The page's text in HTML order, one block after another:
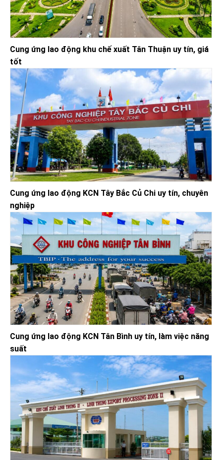
Cung ứng lao động khu chế xuất Tân Thuận uy tín, giá
tốt
Cung ứng lao động KCN Tây Bắc Củ Chi uy tín, chuyên
nghiệp
Cung ứng lao động KCN Tân Bình uy tín, làm việc năng
suất